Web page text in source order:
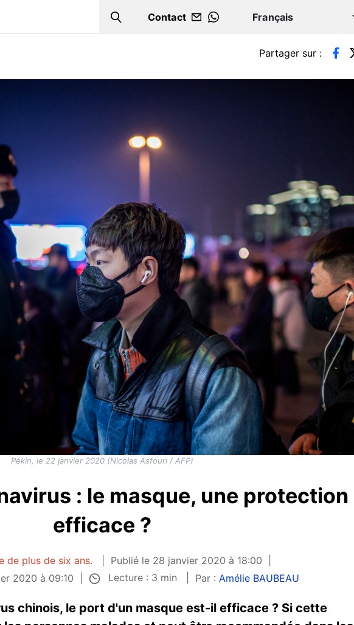
Search
Contact
WHATSAPP
Partager sur :
Pékin, le 22 janvier 2020 (Nicolas Asfouri / AFP)
: le masque, une protection
efficace ?
de plus de six ans.
Publié le 28 janvier 2020 à 18:00
2020 à 09:10
Lecture : 3 min Par : Amélie BAUBEAU
chinois, le port d'un masque est-il efficace ? Si cette